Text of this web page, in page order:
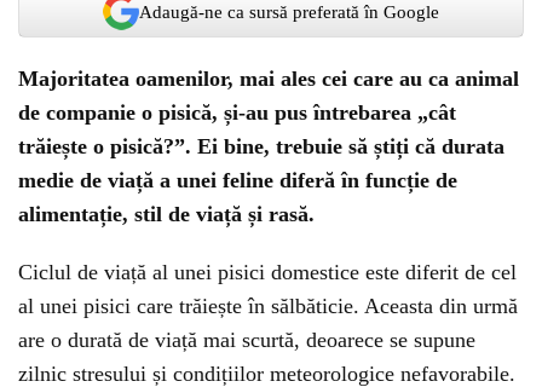
Adaugă-ne ca sursă preferată în Google
Majoritatea oamenilor, mai ales cei care au ca animal
de companie o pisică, și-au pus întrebarea „cât
trăiește o pisică?”. Ei bine, trebuie să știți că durata
medie de viață a unei feline diferă în funcție de
alimentație, stil de viață și rasă.
Ciclul de viață al unei pisici domestice este diferit de cel
al unei pisici care trăiește în sălbăticie. Aceasta din urmă
are o durată de viață mai scurtă, deoarece se supune
zilnic stresului și condițiilor meteorologice nefavorabile.